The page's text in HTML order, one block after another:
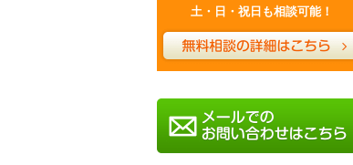
土・日・祝日も相談可能！